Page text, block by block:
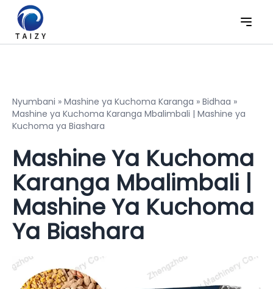
Nyumbani » Mashine ya Kuchoma Karanga » Bidhaa »
Mashine ya Kuchoma Karanga Mbalimbali | Mashine ya
Kuchoma ya Biashara
Mashine Ya Kuchoma
Karanga Mbalimbali |
Mashine Ya Kuchoma
Ya Biashara